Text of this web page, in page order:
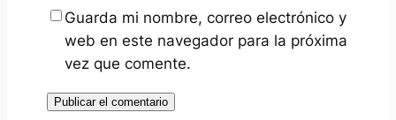
Guarda mi nombre, correo electrónico y
web en este navegador para la próxima
vez que comente.